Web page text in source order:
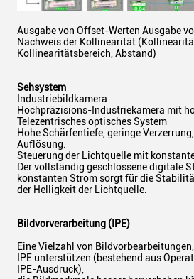
Ausgabe von Offset-Werten Ausgabe
Nachweis der Kollinearität
Kollinearitätsbereich, Abstand)
Sehsystem
Industriebildkamera
Hochpräzisions-Industriekamera mit
Telezentrisches optisches System
Hohe Schärfentiefe, geringe
Auflösung.
Steuerung der Lichtquelle mit
Der vollständig geschlossene digitale
konstanten Strom sorgt für die
der Helligkeit der Lichtquelle.
Bildvorverarbeitung (IPE)
Eine Vielzahl von
IPE unterstützen (bestehend aus
IPE-Ausdruck),